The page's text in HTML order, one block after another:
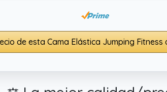
de esta Cama Elástica Jumping Fitness